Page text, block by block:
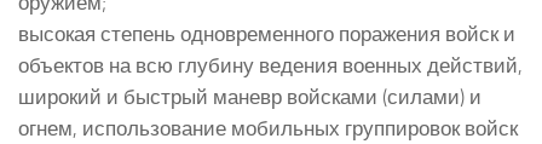
высокая степень одновременного поражения войск и
объектов на всю глубину ведения военных действий,
широкий и быстрый маневр войсками (силами) и
огнем, использование мобильных группировок войск